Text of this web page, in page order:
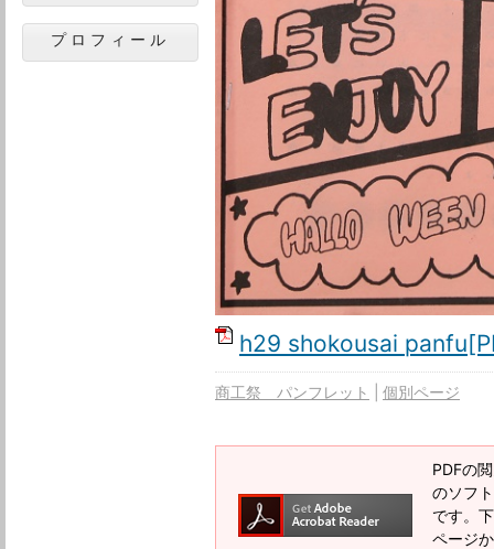
h29 shokousai
商工祭 パンフレット 個別ページ
PDFの
のソフ
です。
ページ
プロフィール